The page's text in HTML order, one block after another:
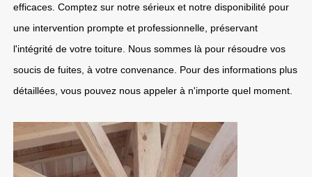
efficaces. Comptez sur notre sérieux et notre disponibilité pour
une intervention prompte et professionnelle, préservant
l'intégrité de votre toiture. Nous sommes là pour résoudre vos
soucis de fuites, à votre convenance. Pour des informations plus
détaillées, vous pouvez nous appeler à n'importe quel moment.